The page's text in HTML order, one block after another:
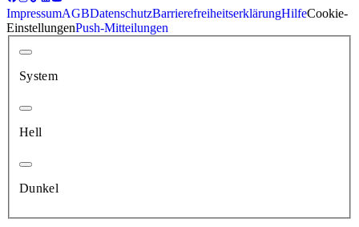
ImpressumAGBDatenschutzBarrierefreiheitserklärungHilfeCookie-
EinstellungenPush-Mitteilungen
System
Hell
Dunkel